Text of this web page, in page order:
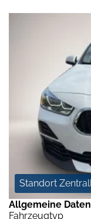
Standort
Allgemeine
Fahrzeugtyp